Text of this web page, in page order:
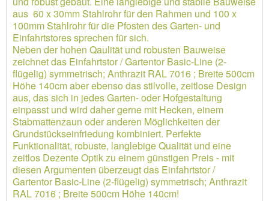
aus 60 x 30mm Stahlrohr für den Rahmen und 100 x
100mm Stahlrohr für die Pfosten des Garten- und
Einfahrtstores sprechen für sich.
Neben der hohen Qaulität und robusten Bauweise
zeichnet das Einfahrtstor / Gartentor Basic-Line (2-
flügelig) symmetrisch; Anthrazit RAL 7016 ; Breite 500cm
Höhe 140cm aber ebenso das stilvolle, zeitlose Design
aus, das sich in jedes Garten- oder Hofgestaltung
einpasst und wird daher gerne mit Hecken, einem
Stabmattenzaun oder anderen Möglichkeiten der
Grundstückseinfriedung kombiniert. Perfekte
Funktionalität, robuste, langlebige Qualität und eine
zeitlos Dezente Optik zu einem günstigen Preis - mit
diesen Argumenten überzeugt das Einfahrtstor /
Gartentor Basic-Line (2-flügelig) symmetrisch; Anthrazit
RAL 7016 ; Breite 500cm Höhe 140cm!